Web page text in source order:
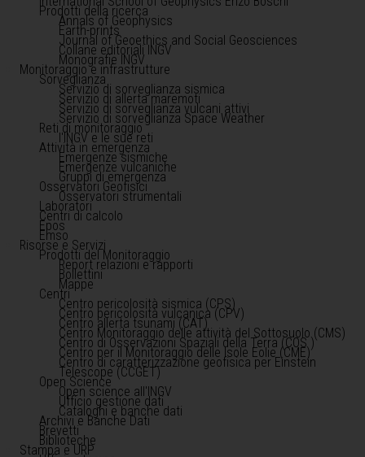
Prodotti della ricerca
Annals of Geophysics
Earth-prints
Journal of Geoethics and Social Geosciences
Collane editoriali INGV
Monografie INGV
Monitoraggio e infrastrutture
Sorveglianza
Servizio di sorveglianza sismica
Servizio di allerta maremoti
Servizio di sorveglianza vulcani attivi
Servizio di sorveglianza Space Weather
Reti di monitoraggio
l'INGV e le sue reti
Attività in emergenza
Emergenze sismiche
Emergenze vulcaniche
Gruppi di emergenza
Osservatori Geofisici
Osservatori strumentali
Laboratori
Centri di calcolo
Epos
Emso
Risorse e Servizi
Prodotti del Monitoraggio
Report relazioni e rapporti
Bollettini
Mappe
Centri
Centro pericolosità sismica (CPS)
Centro pericolosità vulcanica (CPV)
Centro allerta tsunami (CAT)
Centro Monitoraggio delle attività del Sottosuolo (CMS)
Centro di Osservazioni Spaziali della Terra (COS )
Centro per il Monitoraggio delle Isole Eolie (CME)
Centro di caratterizzazione geofisica per Einstein
Telescope (CCGET)
Open Science
Open science all'INGV
Ufficio gestione dati
Cataloghi e banche dati
Archivi e Banche Dati
Brevetti
Biblioteche
Stampa e URP